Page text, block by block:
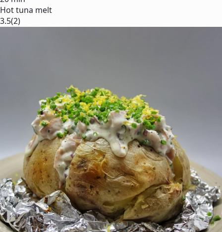
Hot tuna melt
3.5(2)